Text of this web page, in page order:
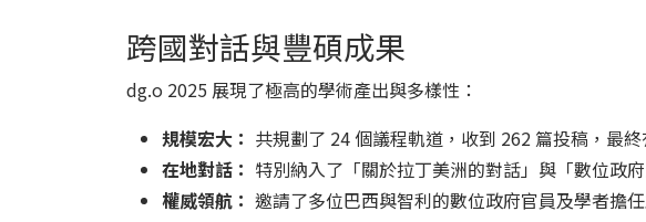
跨國對話與豐碩成果
dg.o 2025 展現了極高的學術產出與多樣性：
規模宏大： 共規劃了 24 個議程軌道，收到 262 篇投稿，最
在地對話： 特別納入了「關於拉丁美洲的對話」與「數位政
權威領航： 邀請了多位巴西與智利的數位政府官員及學者擔